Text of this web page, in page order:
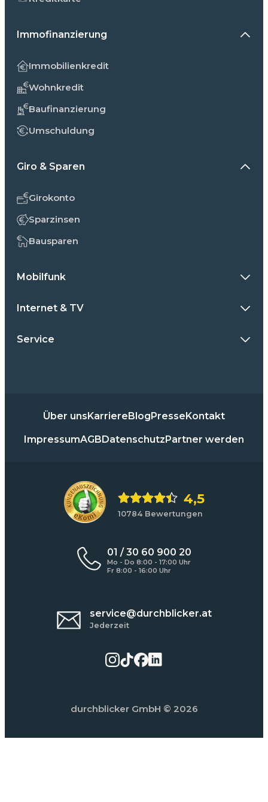
Immofinanzierung
Immobilienkredit
Wohnkredit
Baufinanzierung
Umschuldung
Giro & Sparen
Girokonto
Sparzinsen
Bausparen
Mobilfunk
Internet & TV
Service
Über unsKarriereBlogPresseKontakt
ImpressumAGBDatenschutzPartner werden
4,5
10784 Bewertungen
01 / 30 60 900 20
Mo - Do 8:00 - 17:00 Uhr
Fr 8:00 - 16:00 Uhr
service@durchblicker.at
Jederzeit
durchblicker GmbH © 2026